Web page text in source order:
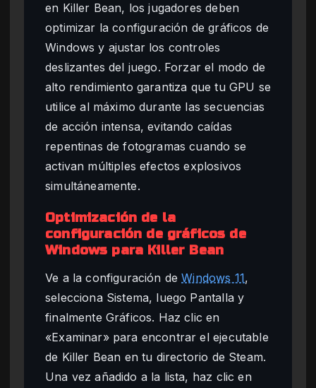
en Killer Bean, los jugadores deben
optimizar la configuración de gráficos de
Windows y ajustar los controles
deslizantes del juego. Forzar el modo de
alto rendimiento garantiza que tu GPU se
utilice al máximo durante las secuencias
de acción intensa, evitando caídas
repentinas de fotogramas cuando se
activan múltiples efectos explosivos
simultáneamente.
Optimización de la
configuración de gráficos de
Windows para Killer Bean
Ve a la configuración deWindows 11,
selecciona Sistema, luego Pantalla y
finalmente Gráficos. Haz clic en
«Examinar» para encontrar el ejecutable
de Killer Bean en tu directorio de Steam.
Una vez añadido a la lista, haz clic en